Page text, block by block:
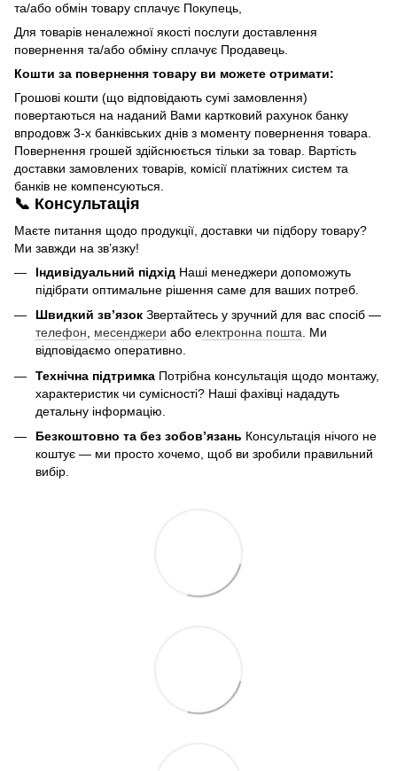
та/або обмін товару сплачує Покупець,
Для товарів неналежної якості послуги доставлення
повернення та/або обміну сплачує Продавець.
Кошти за повернення товару ви можете отримати:
Грошові кошти (що відповідають сумі замовлення)
повертаються на наданий Вами картковий рахунок банку
впродовж 3-х банківських днів з моменту повернення товара.
Повернення грошей здійснюється тільки за товар. Вартість
доставки замовлених товарів, комісії платіжних систем та
банків не компенсуються.
📞 Консультація
Маєте питання щодо продукції, доставки чи підбору товару?
Ми завжди на зв’язку!
Індивідуальний підхід Наші менеджери допоможуть
підібрати оптимальне рішення саме для ваших потреб.
Швидкий зв’язок Звертайтесь у зручний для вас спосіб —
телефон
месенджери або електронна пошта . Ми
відповідаємо оперативно.
Технічна підтримка Потрібна консультація щодо монтажу,
характеристик чи сумісності? Наші фахівці нададуть
детальну інформацію.
Безкоштовно та без зобов’язань Консультація нічого не
коштує — ми просто хочемо, щоб ви зробили правильний
вибір.